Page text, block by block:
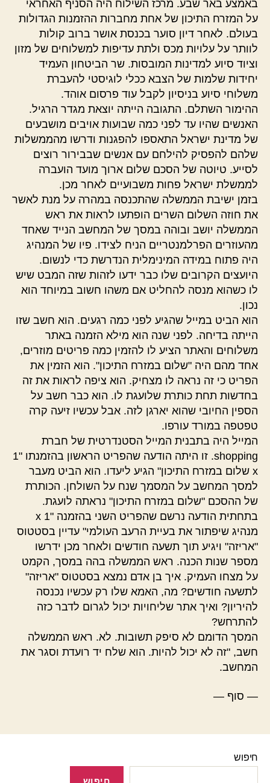
באמצע באר שבע. מרכז השילוח היה הסניף האחראי
על המזרח התיכון של אחת מחברות ההזמנות הגדולות
בעולם. לאחר דיון סוער בכנסת אושר ברוב קולות
לוותר על עלויות מכס ולתת עדיפות למשלוחים של מזון
וציוד סיוע למדינות המובסות. שר הביטחון העמיד
יחידות שלמות של הצבא ככלי לוגיסטי להעברת
משלוחי סיוע בניסיון לקבל עוד פרסום אוהד.
ההימור השתלם. התגובה הייתה יוצאת מגדר הרגיל.
האנשים שהיו עד לפני כמה שבועות אויבים מושבעים
של מדינת ישראל התאספו להפגנות ודרשו מהממשלות
שלהם להפסיק להילחם עם אנשים שבבירור רוצים
לסייע. טיוטה של הסכם שלום ארוך מועד הועברה
לממשלת ישראל פחות משבועיים לאחר מכן.
בזמן ישיבת הממשלה שהתכנסה במהרה על מנת לאשר
את חוזה השלום השרים הופתעו לראות את ראש
הממשלה יושב ובוהה במסך של המחשב הנייד שאחד
מהעוזרים הפרלמנטריים הניח לצידו. פיו של המנהיג
היה פתוח במידה המינימלית הנדרשת כדי לנשום.
היועצים הקרובים שלו כבר ידעו לזהות שזה המבט שיש
לו כשהוא מנסה להחליט אם משהו חשוב במיוחד הוא
נכון.
הוא הביט במייל שהגיע לפני כמה רגעים. הוא חשב שזו
הייתה בדיחה. לפני שנה הוא מילא הזמנה באתר
משלוחים והאתר הציע לו להזמין כמה פריטים מוזרים,
אחד מהם היה "שלום במזרח התיכון". הוא הזמין את
הפריט כי זה נראה לו מצחיק. הוא ציפה לראות את זה
בחדשות תחת כותרת שלועגת לו. הוא כבר חשב על
הספין החיובי שהוא יארגן לזה. אבל עכשיו זיעה קרה
טפטפה במורד עורפו.
המייל היה בתבנית המייל הסטנדרטית של חברת
shopping. זו היתה הודעה שהפריט הראשון בהזמנתו "1
x שלום במזרח התיכון" הגיע ליעדו. הוא הביט מעבר
למסך המחשב על המסמך שנח על השולחן. הכותרת
של ההסכם "שלום במזרח התיכון" נראתה לועגת.
בתחתית הודעה נרשם שהפריט השני בהזמנה "1 x
מנהיג שיפתור את בעיית הרעב העולמי" עדיין בסטטוס
"אריזה" ויגיע תוך תשעה חודשים ולאחר מכן ידרשו
מספר שנות הכנה. ראש הממשלה בהה במסך, הקמט
על מצחו העמיק. איך בן אדם נמצא בסטטוס "אריזה"
לתשעה חודשים? מה, האמא שלו רק עכשיו נכנסה
להיריון? ואיך אתר שליחויות יכול לגרום לדבר כזה
להתרחש?
המסך הדומם לא סיפק תשובות. לא. ראש הממשלה
חשב, "זה לא יכול להיות. הוא שלח יד רועדת וסגר את
המחשב.
— סוף —
חיפוש
חיפוש